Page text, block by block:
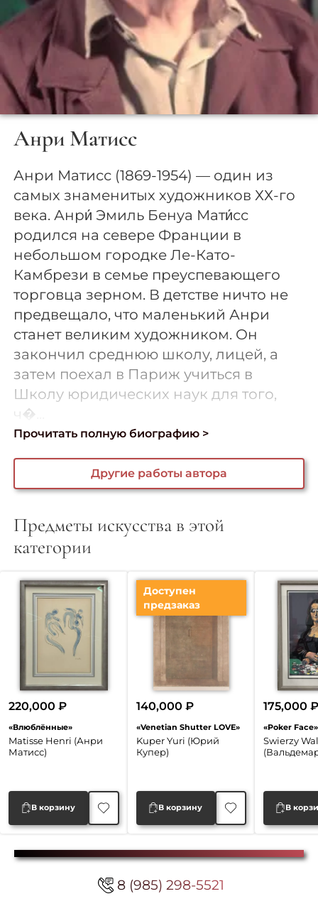
Анри Матисс
Анри Матисс (1869-1954) — один из
самых знаменитых художников ХХ-го
века. Анри́ Эмиль Бенуа Мати́сс
родился на севере Франции в
небольшом городке Ле-Като-
Камбрези в семье преуспевающего
торговца зерном. В детстве ничто не
предвещало, что маленький Анри
станет великим художником. Он
закончил среднюю школу, лицей, а
затем поехал в Париж учиться в
Школу юридических наук для того,
ч�...
Прочитать полную биографию >
Другие работы автора
Предметы искусства в этой
категории
«Влюблённые»
Matisse Henri (Анри
Матисс)
220,000₽
В корзину
Доступен
предзаказ
«Venetian Shutter LOVE»
Kuper Yuri (Юрий
Купер)
140,000 ₽
В корзину
«Poker Face»
Swierzy
175,000 ₽
В
8 (985) 298-5521